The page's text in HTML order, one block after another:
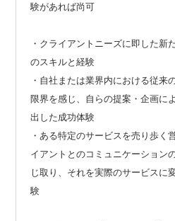
験があれば尚可
・クライアントニーズに即した新
のスキルと経験
・自社または業界内における従来
限界を感じ、自らの提案・企画に
出した成功体験
・ある特定のサービスを売り歩く
イアントとのコミュニケーション
じ取り、それを実際のサービスに
験